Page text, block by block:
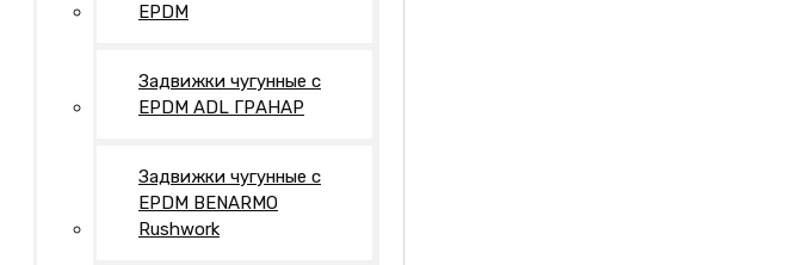
EPDM
Задвижки чугунные с
EPDM ADL ГРАНАР
Задвижки чугунные с
EPDM BENARMO
Rushwork